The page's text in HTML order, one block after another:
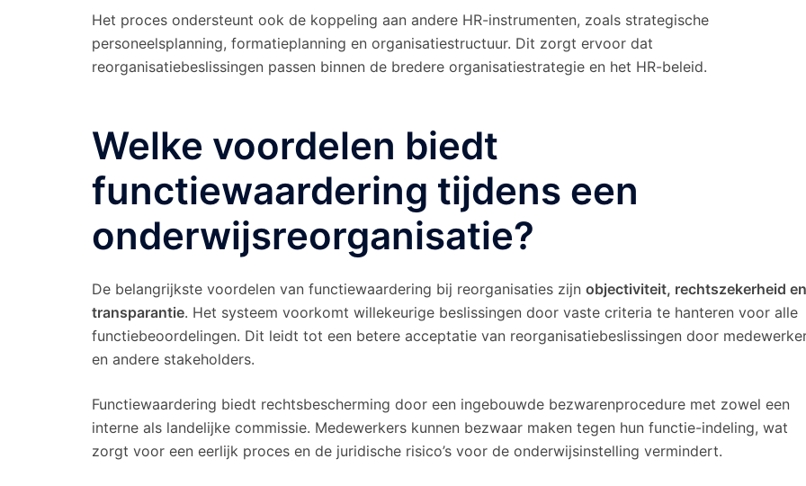
Het proces ondersteunt ook de koppeling aan andere HR-instrumenten, zoals strategische
personeelsplanning, formatieplanning en organisatiestructuur. Dit zorgt ervoor dat
reorganisatiebeslissingen passen binnen de bredere organisatiestrategie en het HR-beleid.
Welke voordelen biedt
functiewaardering tijdens een
onderwijsreorganisatie?
De belangrijkste voordelen van functiewaardering bij reorganisaties zijn objectiviteit, rechtszekerheid en
transparantie. Het systeem voorkomt willekeurige beslissingen door vaste criteria te hanteren voor alle
functiebeoordelingen. Dit leidt tot een betere acceptatie van reorganisatiebeslissingen door
en andere stakeholders.
Functiewaardering biedt rechtsbescherming door een ingebouwde bezwarenprocedure met zowel een
interne als landelijke commissie. Medewerkers kunnen bezwaar maken tegen hun functie-indeling, wat
zorgt voor een eerlijk proces en de juridische risico’s voor de onderwijsinstelling vermindert.